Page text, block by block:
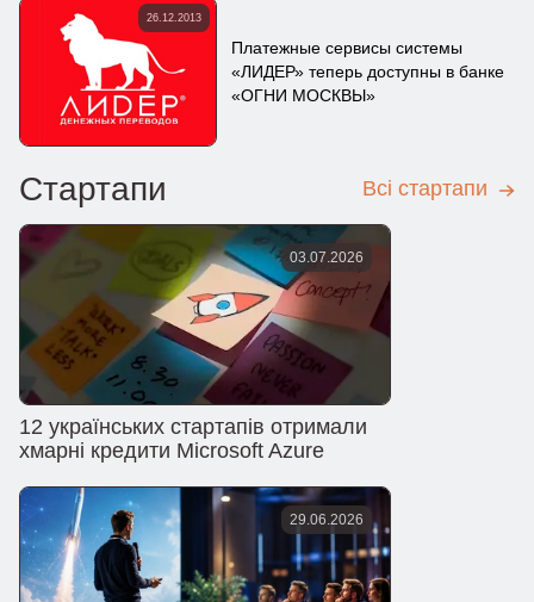
26.12.2013
Платежные сервисы системы
«ЛИДЕР» теперь доступны в банке
«ОГНИ МОСКВЫ»
Стартапи Всі стартапи
03.07.2026
12 українських стартапів отримали
хмарні кредити Microsoft Azure
29.06.2026